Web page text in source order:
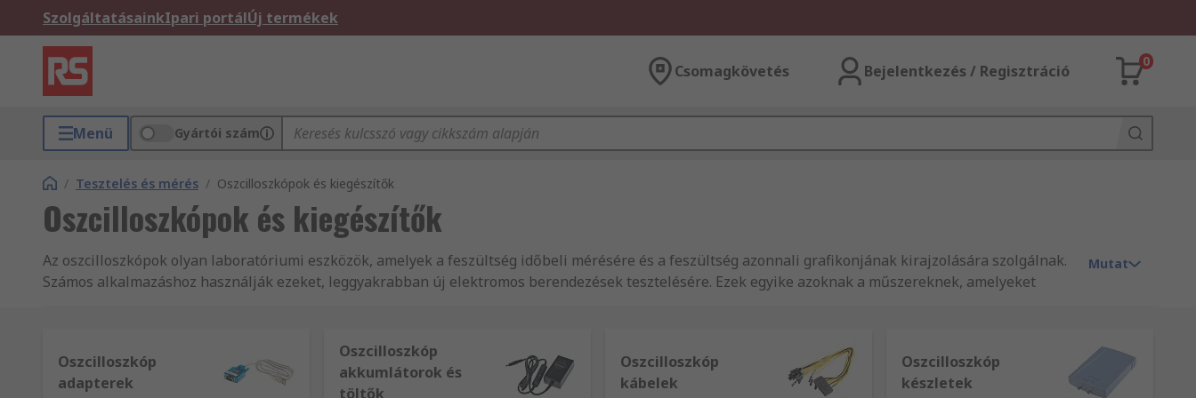
SzolgáltatásainkIpari portálÚj termékek
Csomagkövetés Bejelentkezés / Regisztráció
0
Menü Gyártói szám
/ Tesztelés és mérés / Oszcilloszkópok és kiegészítők
Oszcilloszkópok és kiegészítők
Az oszcilloszkópok olyan laboratóriumi eszközök, amelyek a feszültség időbeli mérésére és a feszültség azonnali grafikonjának kirajzolására szolgálnak.
Számos alkalmazáshoz használják ezeket, leggyakrabban új elektromos berendezések tesztelésére. Ezek egyike azoknak a műszereknek, amelyeket
az oszcilloszkóp kijelzője vízszintes osztásokra és függőleges osztásokra van felosztva. Az idő a vízszintes részen jelenik meg, És a feszültség megjelenik
a függőleges részen.
Mutat
Oszcilloszkóp
adapterek
Oszcilloszkóp
akkumlátorok és
töltők
Oszcilloszkóp
kábelek
Oszcilloszkóp
készletek